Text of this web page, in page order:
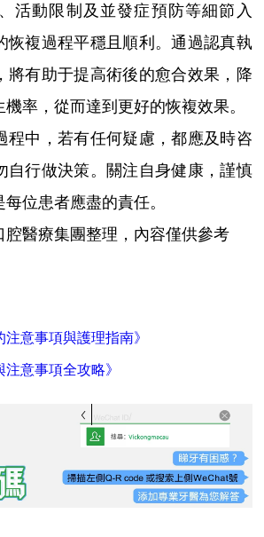
活動限制及並發症預防等細節入
恢複過程平穩且順利。通過認真執
將有助于提高術後的愈合效果，降
率，從而達到更好的恢複效果。
中，若有任何疑慮，都應及時咨
自行做決策。關注自身健康，謹慎
位患者應盡的責任。
醫療集團整理，內容僅供參考
注意事項與護理指南》
注意事項全攻略》
vickongmacau